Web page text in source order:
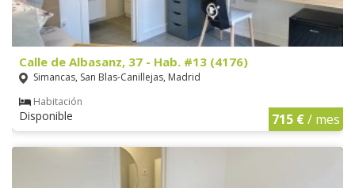
Calle de Albasanz, 37 - Hab. #13 (4176)
Simancas, San Blas-Canillejas, Madrid
Habitación
Disponible 715 €/ mes